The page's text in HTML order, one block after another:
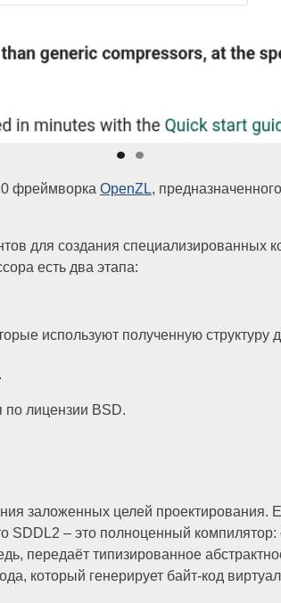
фреймворка OpenZL,
для создания специализированных
есть два этапа:
используют полученную структуру
по лицензии BSD.
заложенных целей проектирования.
– это полноценный компилятор:
передаёт типизированное
который генерирует байт-код